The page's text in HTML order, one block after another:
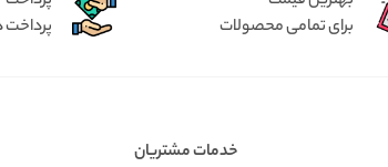
برای تمامی محصولات
پرداخت
خدمات مشتریان